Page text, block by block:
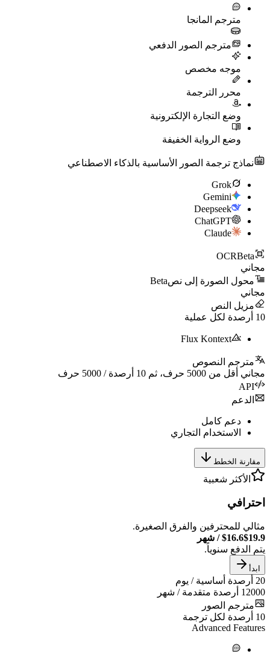
مترجم المانجا
مترجم الصور الدفعي
موجه مخصص
محرر الترجمة
وضع التجارة الإلكترونية
وضع الرواية الخفيفة
ترجمة الصور الأساسية بالذكاء الاصطناعي
Grok
Gemini
Deepseek
ChatGPT
Claude
OCR
الصورة إلى نصBeta
النص
لكل عملية
Flux Kontext
النصوص
أقل من5000حرف، ثم 10أرصدة / 5000 حرف
دعم كامل
الاستخدام التجاري
الخطط
شعبية
للمحترفين والفرق الصغيرة.
$16.6
/شهر
سنوياً.
أساسية / يوم
أرصدة متقدمة / شهر
الصور
لكل ترجمة
Advanced